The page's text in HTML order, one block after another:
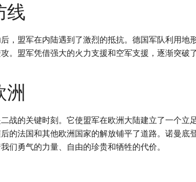
线
，盟军在内陆遇到了激烈的抵抗。德国军队利用地
。盟军凭借强大的火力支援和空军支援，逐渐突破
洲
战的关键时刻。它使盟军在欧洲大陆建立了一个立
的法国和其他欧洲国家的解放铺平了道路。诺曼底
们勇气的力量、自由的珍贵和牺牲的代价。